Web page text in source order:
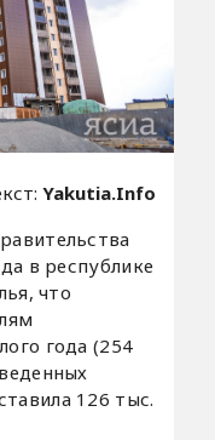
Yakutia.Info
в республике
что
года (254
126 тыс.